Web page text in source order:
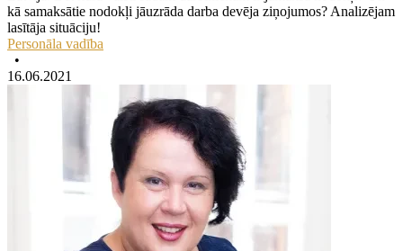
kā samaksātie nodokļi jāuzrāda darba devēja ziņojumos? Analizējam
lasītāja situāciju!
Personāla vadība
•
16.06.2021